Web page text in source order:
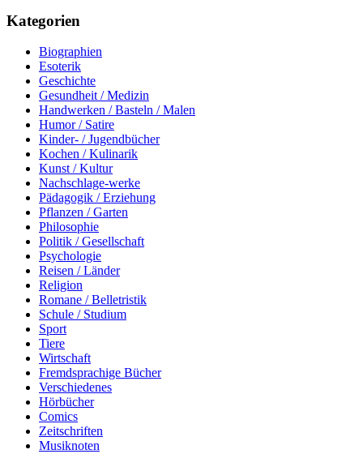
Kategorien
Biographien
Esoterik
Geschichte
Gesundheit / Medizin
Handwerken / Basteln / Malen
Humor / Satire
Kinder- / Jugendbücher
Kochen / Kulinarik
Kunst / Kultur
Nachschlage-werke
Pädagogik / Erziehung
Pflanzen / Garten
Philosophie
Politik / Gesellschaft
Psychologie
Reisen / Länder
Religion
Romane / Belletristik
Schule / Studium
Sport
Tiere
Wirtschaft
Fremdsprachige Bücher
Verschiedenes
Hörbücher
Comics
Zeitschriften
Musiknoten